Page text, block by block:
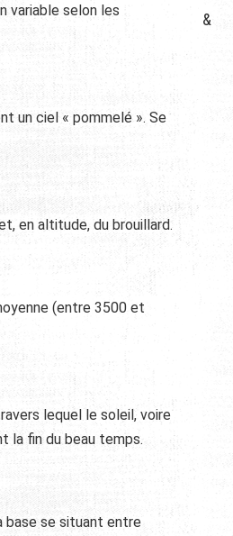
variable selon les
un ciel « pommelé ». Se
en altitude, du brouillard.
(entre 3500 et
lequel le soleil, voire
la fin du beau temps.
base se situant entre
&